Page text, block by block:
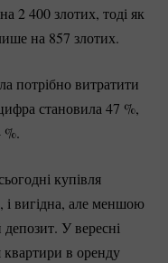
2 400 злотих, тоді як
на 857 злотих.
потрібно витратити
становила 47 %,
%.
купівля
і вигідна, але меншою
У вересні
квартири в оренду